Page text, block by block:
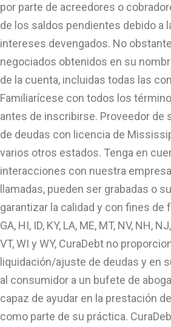
por parte de acreedores o
de los saldos pendientes debido a
intereses devengados. No
negociados obtenidos en su
de la cuenta, incluidas todas las
Familiarícese con todos los
antes de inscribirse. Proveedor de
de deudas con licencia de
varios otros estados. Tenga en
interacciones con nuestra
llamadas, pueden ser grabadas o
garantizar la calidad y con fines de
GA, HI, ID, KY, LA, ME, MT, NV, NH,
VT, WI y WY, CuraDebt no
liquidación/ajuste de deudas y en
al consumidor a un bufete de
capaz de ayudar en la prestación
como parte de su práctica.